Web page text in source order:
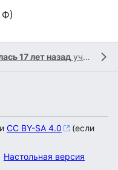
Ф)
17 лет назад участником
CC BY-SA 4.0
(если
Настольная версия